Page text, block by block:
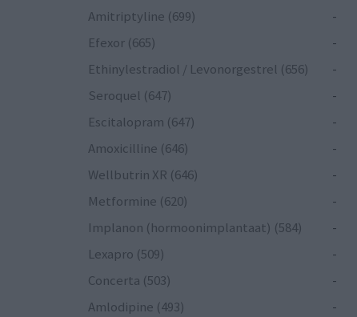
Amitriptyline (699)
-
Efexor (665)
-
Ethinylestradiol / Levonorgestrel (656)
-
Seroquel (647)
-
Escitalopram (647)
-
Amoxicilline (646)
-
Wellbutrin XR (646)
-
Metformine (620)
-
Implanon (hormoonimplantaat) (584)
-
Lexapro (509)
-
Concerta (503)
-
Amlodipine (493)
-